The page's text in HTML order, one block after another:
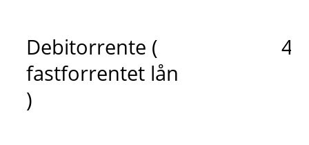
Debitorrente (
fastforrentet lån
)